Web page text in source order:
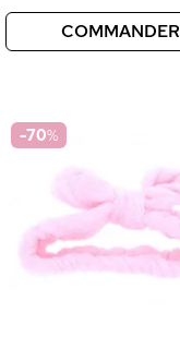
COMMANDER
-70%